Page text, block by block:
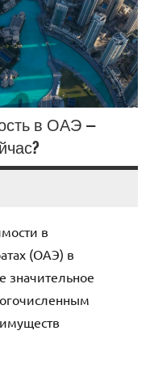
в ОАЭ —
в
(ОАЭ) в
значительное